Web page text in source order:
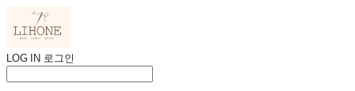
LOG IN 로그인